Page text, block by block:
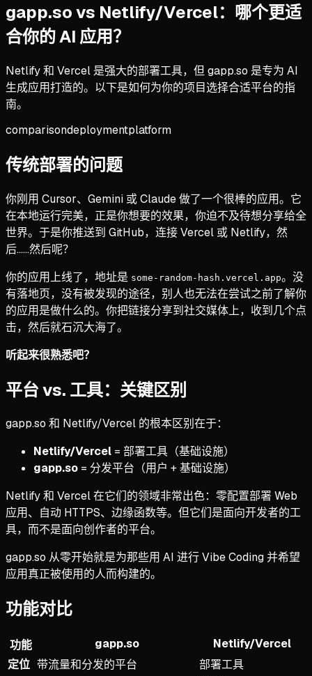
gapp.so vs Netlify/Vercel：哪个更适
合你的 AI 应用？
Netlify 和 Vercel 是强大的部署工具，但 gapp.so 是专为 AI
生成应用打造的。以下是如何为你的项目选择合适平台的指
南。
comparisondeploymentplatform
传统部署的问题
你刚用 Cursor、Gemini 或 Claude 做了一个很棒的应用。它
在本地运行完美，正是你想要的效果，你迫不及待想分享给全
世界。于是你推送到 GitHub，连接 Vercel 或 Netlify，然
后……然后呢？
你的应用上线了，地址是 some-random-hash.vercel.app。没
有落地页，没有被发现的途径，别人也无法在尝试之前了解你
的应用是做什么的。你把链接分享到社交媒体上，收到几个点
击，然后就石沉大海了。
听起来很熟悉吧？
平台 vs. 工具：关键区别
gapp.so 和 Netlify/Vercel 的根本区别在于：
Netlify/Vercel = 部署工具（基础设施）
gapp.so = 分发平台（用户 + 基础设施）
Netlify 和 Vercel 在它们的领域非常出色：零配置部署 Web
应用、自动 HTTPS、边缘函数等。但它们是面向开发者的工
具，而不是面向创作者的平台。
gapp.so 从零开始就是为那些用 AI 进行 Vibe Coding 并希望
应用真正被使用的人而构建的。
功能对比
功能 gapp.so
Netlify/Vercel
定位 带流量和分发的平台
部署工具